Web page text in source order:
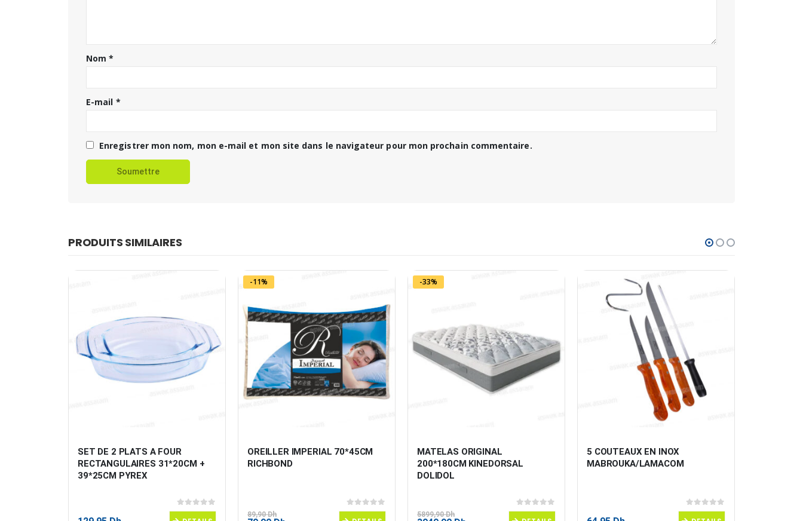
Nom*
E-mail *
Enregistrer mon nom, mon e-mail et mon site dans le navigateur pour mon prochain commentaire.
PRODUITS SIMILAIRES
SET DE 2 PLATS A FOUR
RECTANGULAIRES 31*20CM +
39*25CM PYREX
0sur 5
-11%
OREILLER IMPERIAL 70*45CM
RICHBOND
0sur 5
89,90Dh
-33%
MATELAS ORIGINAL
200*180CM KINEDORSAL
DOLIDOL
0sur 5
5899,90Dh
5 COUTEAUX EN INOX
MABROUKA/LAMACOM
0sur 5